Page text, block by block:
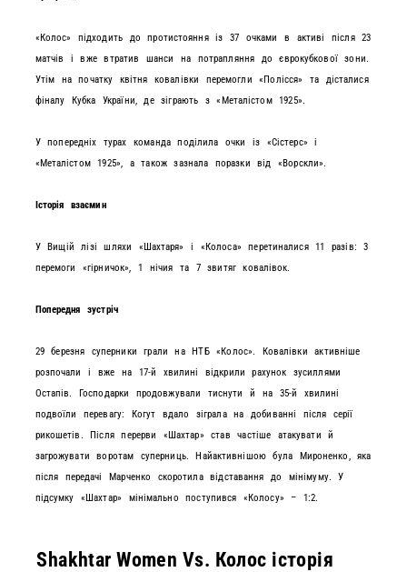
«Колос» підходить до протистояння із 37 очками в активі після 23
матчів і вже втратив шанси на потрапляння до єврокубкової зони.
Утім на початку квітня ковалівки перемогли «Полісся» та дісталися
фіналу Кубка України, де зіграють з «Металістом 1925».
У попередніх турах команда поділила очки із «Сістерс» і
«Металістом 1925», а також зазнала поразки від «Ворскли».
Історія взаємин
У Вищій лізі шляхи «Шахтаря» і «Колоса» перетиналися 11 разів: 3
перемоги «гірничок», 1 нічия та 7 звитяг ковалівок.
Попередня зустріч
29 березня суперники грали на НТБ «Колос». Ковалівки активніше
розпочали і вже на 17-й хвилині відкрили рахунок зусиллями
Остапів. Господарки продовжували тиснути й на 35-й хвилині
подвоїли перевагу: Когут вдало зіграла на добиванні після серії
рикошетів. Після перерви «Шахтар» став частіше атакувати й
загрожувати воротам суперниць. Найактивнішою була Мироненко, яка
після передачі Марченко скоротила відставання до мінімуму. У
підсумку «Шахтар» мінімально поступився «Колосу» – 1:2.
Shakhtar Women Vs. Колос історія